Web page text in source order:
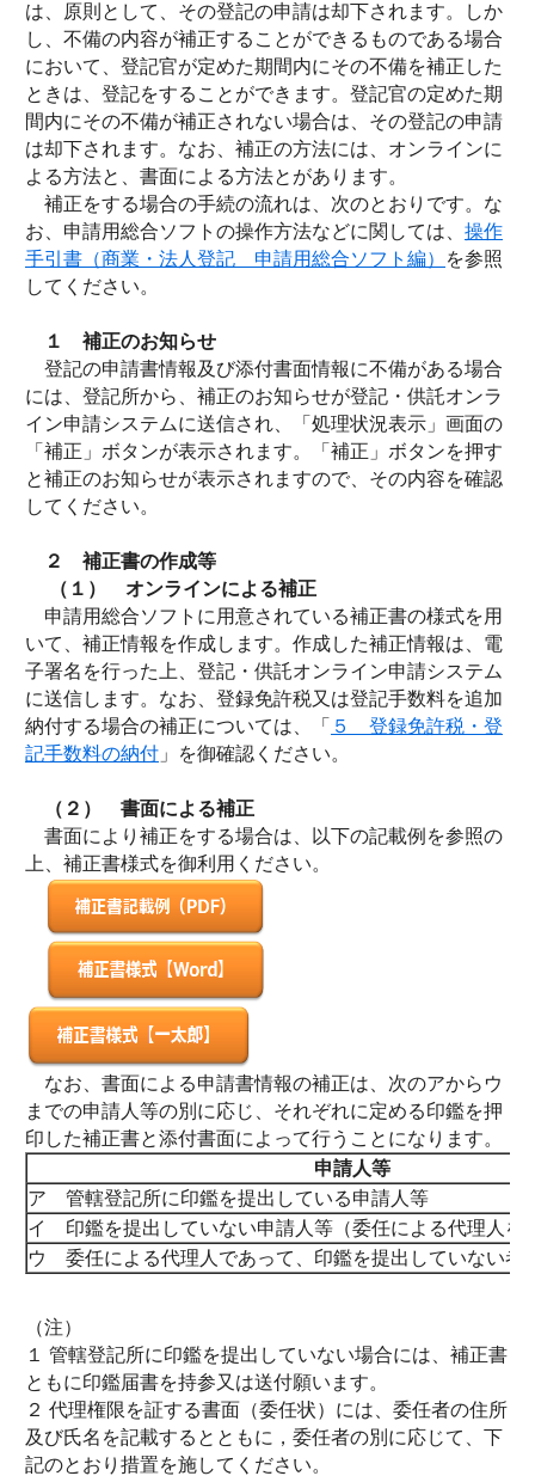
は、原則として、その登記の申請は却下されます。しか
し、不備の内容が補正することができるものである場合
において、登記官が定めた期間内にその不備を補正した
ときは、登記をすることができます。登記官の定めた期
間内にその不備が補正されない場合は、その登記の申請
は却下されます。なお、補正の方法には、オンラインに
よる方法と、書面による方法とがあります。
補正をする場合の手続の流れは、次のとおりです。な
お、申請用総合ソフトの操作方法などに関しては、 操作
手引書（商業・法人登記 申請用総合ソフト編）
を参照
してください。
１ 補正のお知らせ
登記の申請書情報及び添付書面情報に不備がある場合
には、登記所から、補正のお知らせが登記・供託オンラ
イン申請システムに送信され、「処理状況表示」画面の
「補正」ボタンが表示されます。「補正」ボタンを押す
と補正のお知らせが表示されますので、その内容を確認
してください。
２ 補正書の作成等
（１）
オンラインによる補正
申請用総合ソフトに用意されている補正書の様式を用
いて、補正情報を作成します。作成した補正情報は、電
子署名を行った上、登記・供託オンライン申請システム
に送信します。なお、登録免許税又は登記手数料を追加
納付する場合の補正については、「 ５ 登録免許税・登
記手数料の納付 」を御確認ください。
（２）
書面による補正
書面により補正をする場合は、以下の記載例を参照の
上、補正書様式を御利用ください。
なお、書面による申請書情報の補正は、次のアからウ
までの申請人等の別に応じ、それぞれに定める印鑑を押
印した補正書と添付書面によって行うことになります。
申請人等
ア 管轄登記所に印鑑を提出している申請人等
イ 印鑑を提出していない申請人等（委任による代理人を
ウ 委任による代理人であって、印鑑を提出していない者
（注）
１ 管轄登記所に印鑑を提出していない場合には、補正書
ともに印鑑届書を持参又は送付願います。
２ 代理権限を証する書面（委任状）には、委任者の住所
及び氏名を記載するとともに，委任者の別に応じて、下
記のとおり措置を施してください。